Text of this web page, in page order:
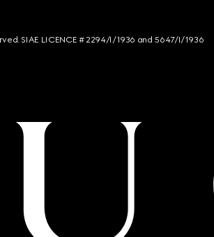
SIAE LICENCE # 2294/I/1936 and 5647/I/1936